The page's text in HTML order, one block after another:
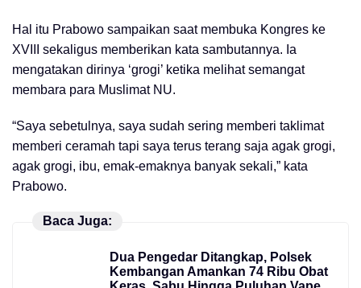
Hal itu Prabowo sampaikan saat membuka Kongres ke
XVIII sekaligus memberikan kata sambutannya. Ia
mengatakan dirinya ‘grogi’ ketika melihat semangat
membara para Muslimat NU.
“Saya sebetulnya, saya sudah sering memberi taklimat
memberi ceramah tapi saya terus terang saja agak grogi,
agak grogi, ibu, emak-emaknya banyak sekali,” kata
Prabowo.
Baca Juga:
Dua Pengedar Ditangkap, Polsek
Kembangan Amankan 74 Ribu Obat